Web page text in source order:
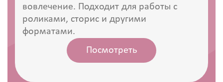
вовлечение. Подходит для работы с
роликами, сторис и другими
форматами.
Посмотреть